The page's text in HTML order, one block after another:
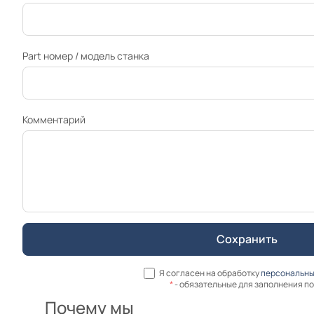
Part номер / модель станка
Комментарий
Я согласен на обработку
*- обязательные для заполнения
Почему мы